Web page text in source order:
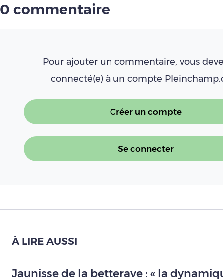
0 commentaire
Pour ajouter un commentaire, vous
connecté(e) à un compte
Créer un compte
Se connecter
À LIRE AUSSI
Jaunisse de la betterave : « la